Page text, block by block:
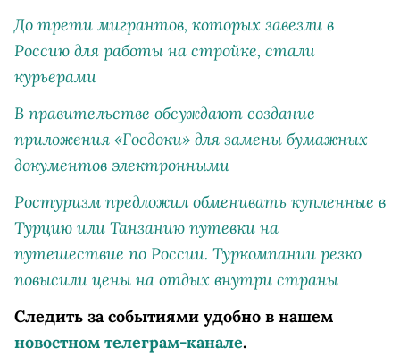
До трети мигрантов, которых завезли в
Россию для работы на стройке, стали
курьерами
В правительстве обсуждают создание
приложения «Госдоки» для замены бумажных
документов электронными
Ростуризм предложил обменивать купленные в
Турцию или Танзанию путевки на
путешествие по России. Туркомпании резко
повысили цены на отдых внутри страны
Следить за событиями удобно в нашем
новостном телеграм-канале.